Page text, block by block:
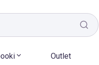
Outlet